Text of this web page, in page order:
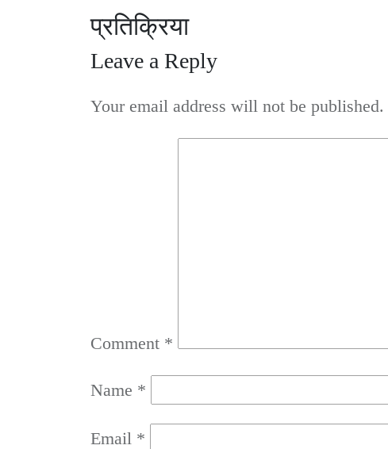
प्रतिक्रिया
Leave a Reply
Your email address will not be published.
Comment *
Name *
Email *